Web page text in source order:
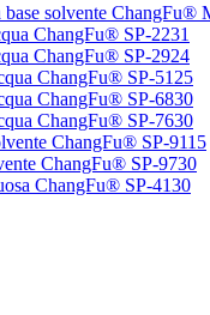
solvente ChangFu®
ChangFu® SP-2231
ChangFu® SP-2924
ChangFu® SP-5125
ChangFu® SP-6830
ChangFu® SP-7630
ChangFu® SP-9115
ChangFu® SP-9730
ChangFu® SP-4130